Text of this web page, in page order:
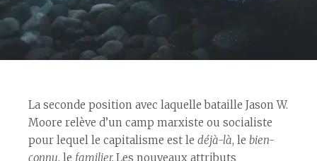
La seconde position avec laquelle bataille Jason W.
Moore relève d’un camp marxiste ou socialiste
pour lequel le capitalisme est ledéjà-là, lebien-
connu, le familier.Les nouveaux attributs